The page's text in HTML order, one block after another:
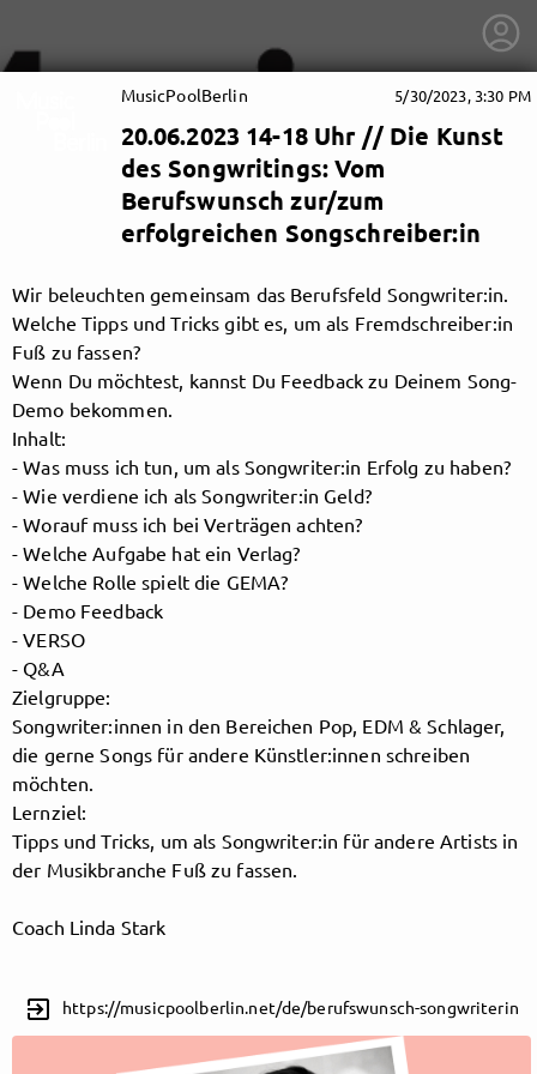
getnext to MusicPoolBerlin
Follow MusicPoolBerlin here!
About Posts Guestbook Shop
MusicPoolBerlin 5/30/2023, 3:30 PM
20.06.2023 14-18 Uhr // Die Kunst
des Songwritings: Vom
Berufswunsch zur/zum
erfolgreichen Songschreiber:in
Wir beleuchten gemeinsam das Berufsfeld Songwriter:in.
Welche Tipps und Tricks gibt es, um als Fremdschreiber:in
Fuß zu fassen?
Wenn Du möchtest, kannst Du Feedback zu Deinem Song-
Demo bekommen.
Inhalt:
- Was muss ich tun, um als Songwriter:in Erfolg zu haben?
- Wie verdiene ich als Songwriter:in Geld?
- Worauf muss ich bei Verträgen achten?
- Welche Aufgabe hat ein Verlag?
- Welche Rolle spielt die GEMA?
- Demo Feedback
- VERSO
- Q&A
Zielgruppe:
Songwriter:innen in den Bereichen Pop, EDM & Schlager,
die gerne Songs für andere Künstler:innen schreiben
möchten.
Lernziel:
Tipps und Tricks, um als Songwriter:in für andere Artists in
der Musikbranche Fuß zu fassen.
Coach Linda Stark
exit_to_app https://musicpoolberlin.net/de/berufswunsch-songwriterin
Follow
MusicPoolBerlin
immediately
get access to all exclusive posts.